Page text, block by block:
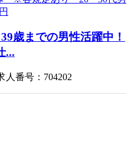
歳までの男性活躍中！
...
番号：704202